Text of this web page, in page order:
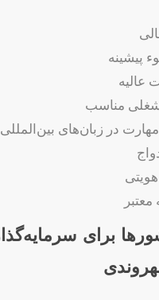
پیشینه
عالیه
مناسب
در زبان‌های بین‌المللی
معتبر
برای